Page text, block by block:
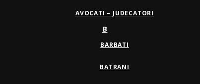
AVOCATI – JUDECATORI
B
BARBATI
BATRANI